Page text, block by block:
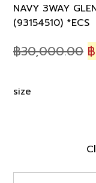
NAVY 3WAY
(93154510) *ECS
฿30,000.00 ฿
size